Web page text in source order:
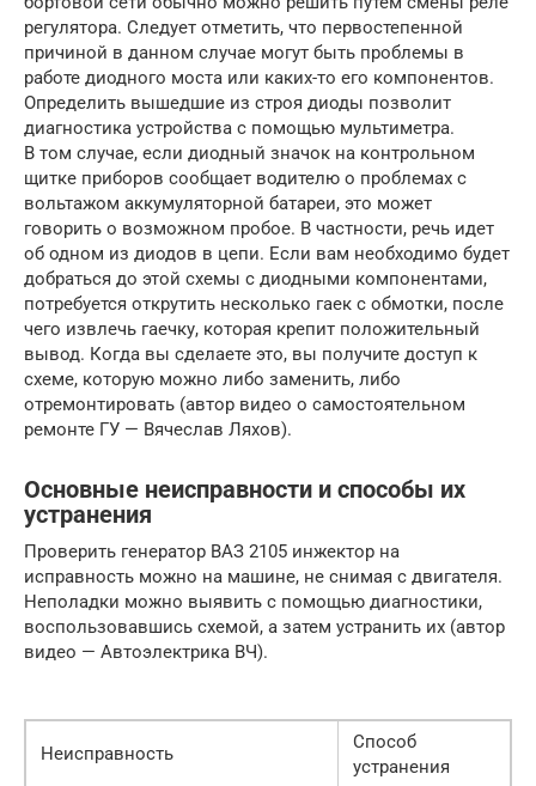
регулятора. Следует отметить, что первостепенной
причиной в данном случае могут быть проблемы в
работе диодного моста или каких-то его компонентов.
Определить вышедшие из строя диоды позволит
диагностика устройства с помощью мультиметра.
В том случае, если диодный значок на контрольном
щитке приборов сообщает водителю о проблемах с
вольтажом аккумуляторной батареи, это может
говорить о возможном пробое. В частности, речь идет
об одном из диодов в цепи. Если вам необходимо будет
добраться до этой схемы с диодными компонентами,
потребуется открутить несколько гаек с обмотки, после
чего извлечь гаечку, которая крепит положительный
вывод. Когда вы сделаете это, вы получите доступ к
схеме, которую можно либо заменить, либо
отремонтировать (автор видео о самостоятельном
ремонте ГУ — Вячеслав Ляхов).
Основные неисправности и способы их
устранения
Проверить генератор ВАЗ 2105 инжектор на
исправность можно на машине, не снимая с двигателя.
Неполадки можно выявить с помощью диагностики,
воспользовавшись схемой, а затем устранить их (автор
видео — Автоэлектрика ВЧ).
Неисправность
Способ
устранения